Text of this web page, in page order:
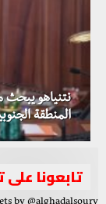
نتنياهو يبحث
المنطقة
تابعونا على